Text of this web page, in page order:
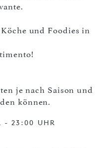
und Foodies in
je nach Saison und
können.
- 23:00 UHR